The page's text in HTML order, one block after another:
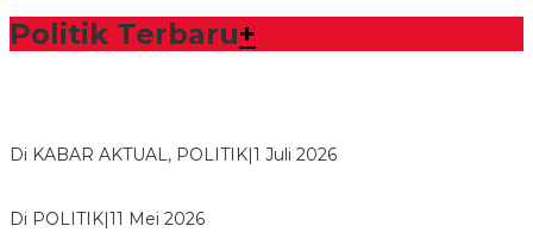
Politik Terbaru+
Di KABAR AKTUAL, POLITIK|1 Juli 2026
Di POLITIK|11 Mei 2026